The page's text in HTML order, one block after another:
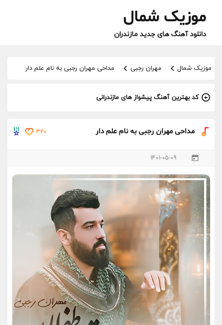
موزیک شمال
دانلود آهنگ های جدید مازندران
موزیک شمال مهران رجبی مداحی مهران رجبی به نام علم دار
کد بهترین آهنگ پیشواز های مازندرانی
مداحی مهران رجبی به نام علم دار 320
1401-05-09